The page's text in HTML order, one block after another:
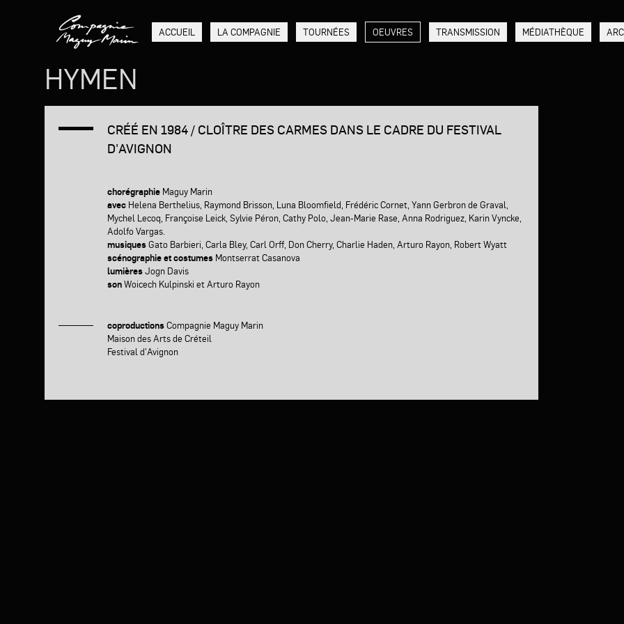
ACCUEIL LA COMPAGNIE TOURNÉES OEUVRES TRANSMISSION MÉDIATHÈQUE
HYMEN
CRÉÉ EN 1984 / CLOÎTRE DES CARMES DANS LE CADRE DU FESTIVAL
D'AVIGNON
chorégraphie Maguy Marin
avec Helena Berthelius, Raymond Brisson, Luna Bloomfield, Frédéric Cornet, Yann Gerbron de Graval,
Mychel Lecoq, Françoise Leick, Sylvie Péron, Cathy Polo, Jean-Marie Rase, Anna Rodriguez, Karin Vyncke,
Adolfo Vargas.
musiquesGato Barbieri, Carla Bley, Carl Orff, Don Cherry, Charlie Haden, Arturo Rayon, Robert Wyatt
scénographie et costumes Montserrat Casanova
lumièresJogn Davis
sonWoicech Kulpinski et Arturo Rayon
coproductionsCompagnie Maguy Marin
Maison des Arts de Créteil
Festival d'Avignon